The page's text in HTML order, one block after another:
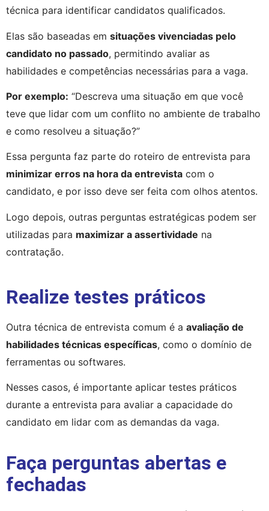
técnica para identificar candidatos qualificados.
Elas são baseadas em situações vivenciadas pelo
candidato no passado, permitindo avaliar as
habilidades e competências necessárias para a vaga.
Por exemplo: “Descreva uma situação em que você
teve que lidar com um conflito no ambiente de trabalho
e como resolveu a situação?”
minimizar erros na hora da entrevista com o
candidato, e por isso deve ser feita com olhos atentos.
Logo depois, outras perguntas estratégicas podem ser
utilizadas para maximizar a assertividade na
contratação.
Realize testes práticos
Outra técnica de entrevista comum é a avaliação de
habilidades técnicas específicas, como o domínio de
ferramentas ou softwares.
Nesses casos, é importante aplicar testes práticos
durante a entrevista para avaliar a capacidade do
candidato em lidar com as demandas da vaga.
Faça perguntas abertas e
fechadas